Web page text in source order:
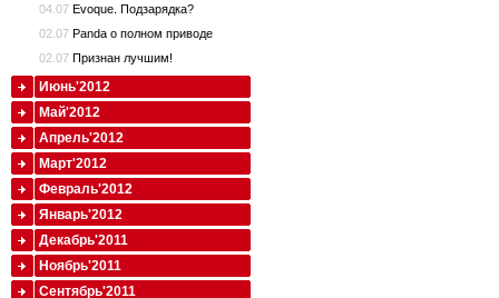
04.07 Evoque. Подзарядка?
02.07 Panda о полном приводе
02.07 Признан лучшим!
Июнь'2012
Май'2012
Апрель'2012
Март'2012
Февраль'2012
Январь'2012
Декабрь'2011
Ноябрь'2011
Сентябрь'2011